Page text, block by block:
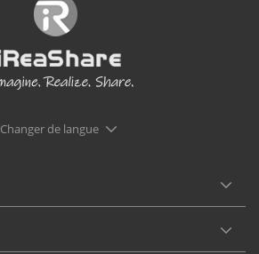
Changer de langue